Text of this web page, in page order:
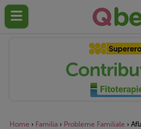
Home › Familia › Probleme Familiale ›